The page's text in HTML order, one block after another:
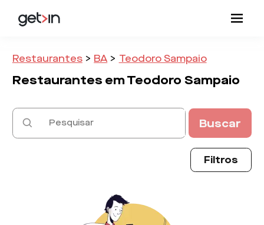
Restaurantes > BA > Teodoro Sampaio
Restaurantes emTeodoro Sampaio
Buscar
Filtros